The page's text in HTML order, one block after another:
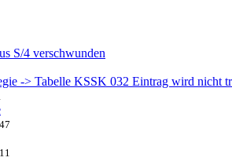
S/4 verschwunden
-> Tabelle KSSK 032 Eintrag wird nicht